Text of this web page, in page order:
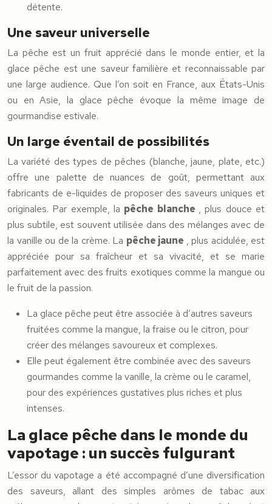
détente.
Une saveur universelle
La pêche est un fruit apprécié dans le monde entier, et la
glace pêche est une saveur familière et reconnaissable par
une large audience. Que l’on soit en France, aux États-Unis
ou en Asie, la glace pêche évoque la même image de
gourmandise estivale.
Un large éventail de possibilités
La variété des types de pêches (blanche, jaune, plate, etc.)
offre une palette de nuances de goût, permettant aux
fabricants de e-liquides de proposer des saveurs uniques et
originales. Par exemple, la pêche blanche , plus douce et
plus subtile, est souvent utilisée dans des mélanges avec de
la vanille ou de la crème. La pêche jaune , plus acidulée, est
appréciée pour sa fraîcheur et sa vivacité, et se marie
parfaitement avec des fruits exotiques comme la mangue ou
le fruit de la passion.
La glace pêche peut être associée à d’autres saveurs
fruitées comme la mangue, la fraise ou le citron, pour
créer des mélanges savoureux et complexes.
Elle peut également être combinée avec des saveurs
gourmandes comme la vanille, la crème ou le caramel,
pour des expériences gustatives plus riches et plus
intenses.
La glace pêche dans le monde du
vapotage : un succès fulgurant
L’essor du vapotage a été accompagné d’une diversification
des saveurs, allant des simples arômes de tabac aux